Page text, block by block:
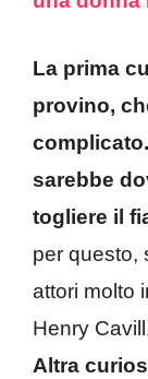
La prima
provino,
sarebbe
togliere il
per questo,
attori molto
Henry
Altra